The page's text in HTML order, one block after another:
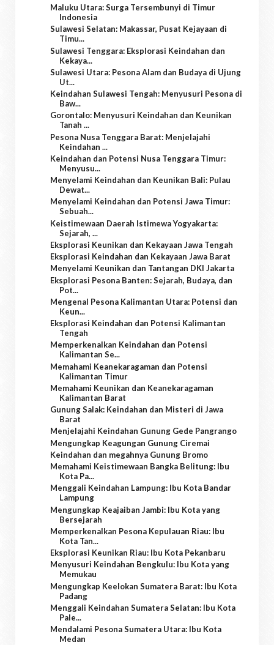
Maluku Utara: Surga Tersembunyi di Timur
Indonesia
Sulawesi Selatan: Makassar, Pusat Kejayaan di
Timu...
Sulawesi Tenggara: Eksplorasi Keindahan dan
Kekaya...
Sulawesi Utara: Pesona Alam dan Budaya di Ujung
Ut...
Keindahan Sulawesi Tengah: Menyusuri Pesona di
Baw...
Gorontalo: Menyusuri Keindahan dan Keunikan
Tanah ...
Pesona Nusa Tenggara Barat: Menjelajahi
Keindahan ...
Keindahan dan Potensi Nusa Tenggara Timur:
Menyusu...
Menyelami Keindahan dan Keunikan Bali: Pulau
Dewat...
Menyelami Keindahan dan Potensi Jawa Timur:
Sebuah...
Keistimewaan Daerah Istimewa Yogyakarta:
Sejarah, ...
Eksplorasi Keunikan dan Kekayaan Jawa Tengah
Eksplorasi Keindahan dan Kekayaan Jawa Barat
Menyelami Keunikan dan Tantangan DKI Jakarta
Eksplorasi Pesona Banten: Sejarah, Budaya, dan
Pot...
Mengenal Pesona Kalimantan Utara: Potensi dan
Keun...
Eksplorasi Keindahan dan Potensi Kalimantan
Tengah
Memperkenalkan Keindahan dan Potensi
Kalimantan Se...
Memahami Keanekaragaman dan Potensi
Kalimantan Timur
Memahami Keunikan dan Keanekaragaman
Kalimantan Barat
Gunung Salak: Keindahan dan Misteri di Jawa
Barat
Menjelajahi Keindahan Gunung Gede Pangrango
Mengungkap Keagungan Gunung Ciremai
Keindahan dan megahnya Gunung Bromo
Memahami Keistimewaan Bangka Belitung: Ibu
Kota Pa...
Menggali Keindahan Lampung: Ibu Kota Bandar
Lampung
Mengungkap Keajaiban Jambi: Ibu Kota yang
Bersejarah
Memperkenalkan Pesona Kepulauan Riau: Ibu
Kota Tan...
Eksplorasi Keunikan Riau: Ibu Kota Pekanbaru
Menyusuri Keindahan Bengkulu: Ibu Kota yang
Memukau
Mengungkap Keelokan Sumatera Barat: Ibu Kota
Padang
Menggali Keindahan Sumatera Selatan: Ibu Kota
Pale...
Mendalami Pesona Sumatera Utara: Ibu Kota
Medan